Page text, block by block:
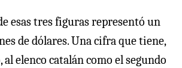
esas tres figuras representó un
de dólares. Una cifra que tiene,
elenco catalán como el segundo